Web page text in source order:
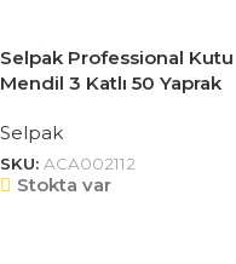
Selpak Professional Kutu
Mendil 3 Katlı 50 Yaprak
Selpak
SKU: ACA002112
Stokta var